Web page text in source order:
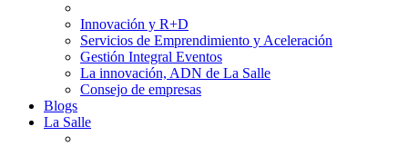
Innovación y R+D
Servicios de Emprendimiento y Aceleración
Gestión Integral Eventos
La innovación, ADN de La Salle
Consejo de empresas
Blogs
La Salle